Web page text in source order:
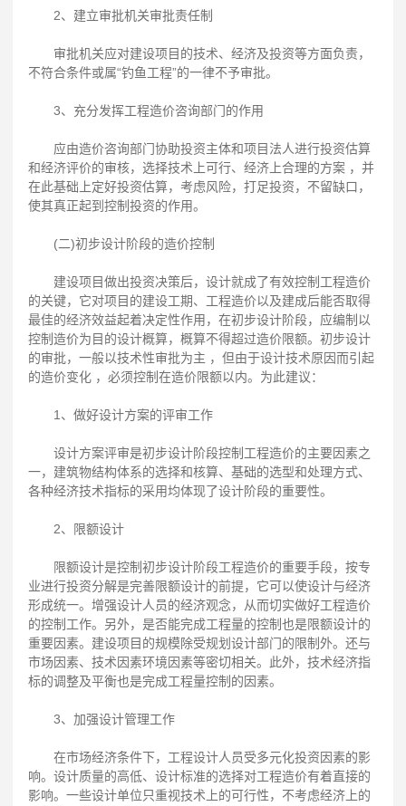
2、建立审批机关审批责任制
审批机关应对建设项目的技术、经济及投资等方面负责，
不符合条件或属“钓鱼工程”的一律不予审批。
3、充分发挥工程造价咨询部门的作用
应由造价咨询部门协助投资主体和项目法人进行投资估算
和经济评价的审核，选择技术上可行、经济上合理的方案 ，并
在此基础上定好投资估算，考虑风险，打足投资，不留缺口，
使其真正起到控制投资的作用。
(二)初步设计阶段的造价控制
建设项目做出投资决策后，设计就成了有效控制工程造价
的关键，它对项目的建设工期、工程造价以及建成后能否取得
最佳的经济效益起着决定性作用，在初步设计阶段，应编制以
控制造价为目的设计概算，概算不得超过造价限额。初步设计
的审批，一般以技术性审批为主 ，但由于设计技术原因而引起
的造价变化 ，必须控制在造价限额以内。为此建议：
1、做好设计方案的评审工作
设计方案评审是初步设计阶段控制工程造价的主要因素之
一，建筑物结构体系的选择和核算、基础的选型和处理方式、
各种经济技术指标的采用均体现了设计阶段的重要性。
2、限额设计
限额设计是控制初步设计阶段工程造价的重要手段，按专
业进行投资分解是完善限额设计的前提，它可以使设计与经济
形成统一。增强设计人员的经济观念，从而切实做好工程造价
的控制工作。另外，是否能完成工程量的控制也是限额设计的
重要因素。建设项目的规模除受规划设计部门的限制外。还与
市场因素、技术因素环境因素等密切相关。此外，技术经济指
标的调整及平衡也是完成工程量控制的因素。
3、加强设计管理工作
在市场经济条件下，工程设计人员受多元化投资因素的影
响。设计质量的高低、设计标准的选择对工程造价有着直接的
影响。一些设计单位只重视技术上的可行性，不考虑经济上的